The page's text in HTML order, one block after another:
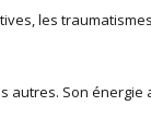
les
autres. Son